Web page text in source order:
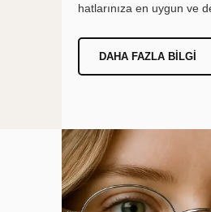
hatlarınıza en uygun ve
DAHA FAZLA BILGI